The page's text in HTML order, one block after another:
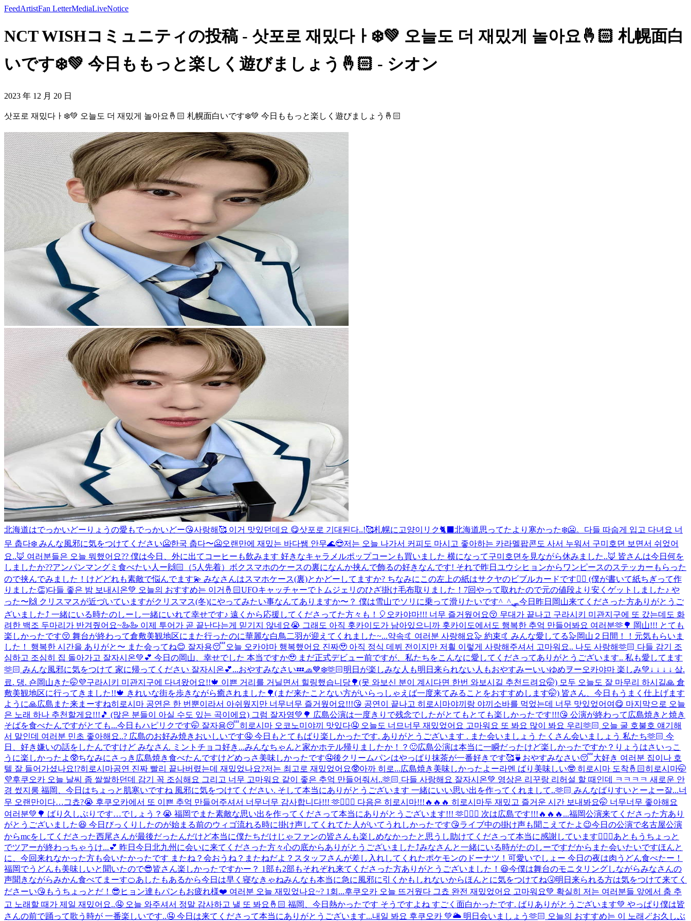
FeedArtistFan LetterMediaLiveNotice
NCT WISHコミュニティの投稿 - 삿포로 재밌다ㅏ❄️💚 오늘도 더 재밌게 놀아요🤞🏻 札幌面白
いです❄️💚 今日ももっと楽しく遊びましょう🤞🏻 - シオン
2023 年 12 月 20 日
삿포로 재밌다ㅏ❄️💚 오늘도 더 재밌게 놀아요🤞🏻 札幌面白いです❄️💚 今日ももっと楽しく遊びましょう🤞🏻
北海道はでっかいどーりょうの愛もでっかいどー😘사랑해🥰 이거 맛있던데요 😋삿포로 기대된다..!🥰札幌に고양이リク🐈‍⬛ 北海道思ってたより寒かった❄️🥶。 다들 따숩게 입고 다녀요 너
무 춥다❄️ みんな風邪に気をつけてください🥶한국 춥다〜🥶오랜만에 재밌는 바다쌤 안무🌊😎저는 오늘 나가서 커피도 마시고 좋아하는 카라멜팝콘도 사서 누워서 구미호뎐 보면서 쉬었어
요..🦊 여러분들은 오늘 뭐했어요?? 僕は今日、外に出てコーヒーも飲みます 好きなキャラメルポップコーンも買いました 横になって구미호뎐を見ながら休みました..🦊 皆さんは今日何を
しましたか??アンパンマングミ食べたい人ー🙌🏻（5人先着） ボクスマホのケースの裏になんか挟んで飾るの好きなんです! それで昨日ユウシヒョンからワンピースのステッカーもらった
ので挟んでみました！けどどれも素敵で悩んでます💫 みなさんはスマホケース(裏)とかどーしてますか? ちなみにこの左上の紙はサクヤのビブルカードです❤️‍🔥 (僕が書いて紙ちぎって作
りました👏)다들 좋은 밤 보내시온💚 오늘의 おすすめ는 이거🤞🏻UFOキャッチャーでトムジェリのひざ掛け毛布取りました！7回やって取れたので元の値段より安くゲットしました♪ や
った〜🙌 クリスマスが近づいていますがクリスマス(冬)にやってみたい事なんてありますか〜？ 僕は雪山でソリに乗って滑りたいです^_^🛷今日昨日岡山来てくださった方ありがとうご
ざいました⤴︎ 一緒にいる時たのしーし一緒にいれて幸せです♪ 遠くから応援してくださってた方々も！🎈 오카야마!!! 너무 즐거웠어요😚 무대가 끝나고 구라시키 미관지구에 또 갔는데도 화
려한 백조 두마리가 반겨줬어요~🦢🦢 이제 투어가 곧 끝난다는게 믿기지 않네요😭 그래도 아직 홋카이도가 남아있으니까 홋카이도에서도 행복한 추억 만들어봐요 여러분🫶🌳 岡山!!! とても
楽しかったです😚 舞台が終わって倉敷美観地区にまた行ったのに華麗な白鳥二羽が迎えてくれました~...약속🤙 여러분 사랑해요🦭 約束🤙 みんな愛してる🦭岡山２日間！！元気もらいま
した！ 행복한 시간을 ありがと〜 また会ってね😊 잘자용😴오늘 오카야마 행복했어요 진짜🥹 아직 정식 데뷔 전이지만 저흴 이렇게 사랑해주셔서 고마워요.. 나도 사랑해🫶🏻 다들 감기 조
심하고 조심히 집 돌아가고 잘자시온💚💕 今日の岡山、幸せでした 本当ですか🥹 まだ正式デビュー前ですが、私たちをこんなに愛してくださってありがとうございます.. 私も愛してます
🫶🏻 みんな風邪に気をつけて 家に帰ってください 잘자시온💕...おやすみなさい💤 🧢💙❄️🫶🏻明日が楽しみな人も明日来られない人もおやすみーいいゆめヲー오카야마 楽しみ💚 ↓ ↓ ↓ ↓ 샄.
료. 댕. 숀岡山きた🤭💜구라시키 미관지구에 다녀왔어요!!🍁 이쁜 거리를 거닐면서 힐링했습니당🌳(못 와보신 분이 계시다면 한번 와보시길 추천드려요🤭) 모두 오늘도 잘 마무리 하시길🙏 倉
敷美観地区に行ってきました!!🍁 きれいな街を歩きながら癒されました🌳(まだ来たことない方がいらっしゃえば一度来てみることをおすすめします🤭) 皆さん、今日もうまく仕上げます
ように🙏広島また来まーすね히로시마 공연은 한 번뿐이라서 아쉬웠지만 너무너무 즐거웠어요!!!😘 공연이 끝나고 히로시마야끼랑 야끼소바를 먹었는데 너무 맛있었어여😋 마지막으로 오늘
은 노래 하나 추천할게요!!!🎵 (많은 분들이 아실 수도 있는 곡이에요) 그럼 잘자영💚🌳 広島公演は一度きりで残念でしたがとてもとても楽しかったです!!!😘 公演が終わって広島焼きと焼き
そばを食べたんですがとても...今日もハピリクです🤭 잘자용😴히로시마 오코노미야끼 맛있다🤤 오늘도 너므너무 재밌었어요 고마워요 또 봐요 많이 봐요 우리🫶🏻 오늘 굴 호불호 얘기해
서 말인데 여러분 민초 좋아해요..? 広島のお好み焼きおいしいです🤤 今日もとてもばり楽しかったです. ありがとうございます . また会いましょう たくさん会いましょう 私たち🫶🏻 今
日、好き嫌いの話をしたんですけど みなさん ミントチョコ好き...みんなちゃんと家かホテル帰りましたか！？🙂広島公演は本当に一瞬だったけど楽しかったですか？りょうはさいっこ
うに楽しかったよ🥸ちなみにさっき広島焼き食べたんですけどめっさ美味しかったです🤤後クリームパンはやっぱり抹茶が一番好きです🥰🍵おやすみなさい😴大好き 여러분 집이나 호
텔 잘 들어가셨나요!?히로시마공연 진짜 빨리 끝나버렸는데 재밌었나요?저는 최고로 재밌었어요🥸아까 히로...広島焼き美味しかったよー라멘 ばり美味しい🤓 히로시마 도착🤞🏻히로시마🤭
💜후쿠오카 오늘 날씨 좀 쌀쌀하던데 감기 꼭 조심해요 그리고 너무 고마워요 같이 좋은 추억 만들어줘서..🫶🏻 다들 사랑해요 잘자시온💚 영상은 리꾸랑 리허설 할 때인데 ㅋㅋㅋㅋ 새로운 안
경 썼지롱 福岡、今日はちょっと肌寒いですね 風邪に気をつけてください. そして本当にありがとうございます 一緒にいい思い出を作ってくれまして..🫶🏻 みんなばりすいとーよー잘...너
무 오랜만이다…그쵸?😭 후쿠오카에서 또 이쁜 추억 만들어주셔서 너무너무 감사합니다!!! 🫶🙇🏻‍♂️ 다음은 히로시마!!!🔥🔥🔥 히로시마두 재밌고 즐거운 시간 보내봐요🤭 너무너무 좋아해요
여러분💚🌳 ばり久しぶりです…でしょう？😭 福岡でまた素敵な思い出を作ってくださって本当にありがとうございます!!! 🫶🙇🏻‍♂️ 次は広島です!!!🔥🔥🔥...福岡公演来てくださった方あり
がとうございました😆 今日びっくりしたのが始まる前のウィゴ流れる時に掛け声してくれてた人がいてうれしかったです😘ライブ中の掛け声も聞こえてたよ😉今日の公演で名古屋公演
からmcをしてくださった西尾さんが最後だったんだけど本当に僕たちだけじゃファンの皆さんも楽しめなかったと思うし助けてくださって本当に感謝しています🙇🏻‍♂️あともうちょっと
でツアーが終わっちゃうけ...💕 昨日今日北九州に会いに来てくださった方々心の底からありがとうございました⤴︎みなさんと一緒にいる時がたのしーですだからまた会いたいですほんと
に、今回来れなかった方も会いたかったです またね？会おうね？またねだよ？ スタッフさんが差し入れしてくれたポケモンのドーナツ！可愛いでしょー 今日の夜は肉うどん食べたー！
福岡でうどんも美味しいと聞いたので😎皆さん楽しかったですかー？ 1部も2部もそれぞれ来てくださった方ありがとうございました！😆今僕は舞台のモニタリングしながらみなさんの
声聞きながらみかん食べてまーす🍊あしたもあるから今日は早く寝なきゃねみんなも本当に急に風邪に引くかもしれないからほんとに気をつけてね🤧明日来られる方は気をつけて来てく
ださーい😘もうちょっとだ！😎ヒョン達もパンもお疲れ様❤️ 여러분 오늘 재밌었나요~? 1회...후쿠오카 오늘 뜨거웠다 그쵸 완전 재밌었어요 고마워요💚 확실히 저는 여러분들 앞에서 춤 추
고 노래할 때가 제일 재밌어요..🤤 오늘 와주셔서 정말 감사하고 낼 또 봐요🤞🏻 福岡、今日熱かったです そうですよね すごく面白かったです. ばりありがとうございます💚 やっぱり僕は皆
さんの前で踊って歌う時が 一番楽しいです..🤤 今日は来てくださって本当にありがとうございます...내일 봐요 후쿠오카 💚🌥️ 明日会いましょう🫶🏻 오늘의 おすすめ는 이 노래🪄お久しぶ